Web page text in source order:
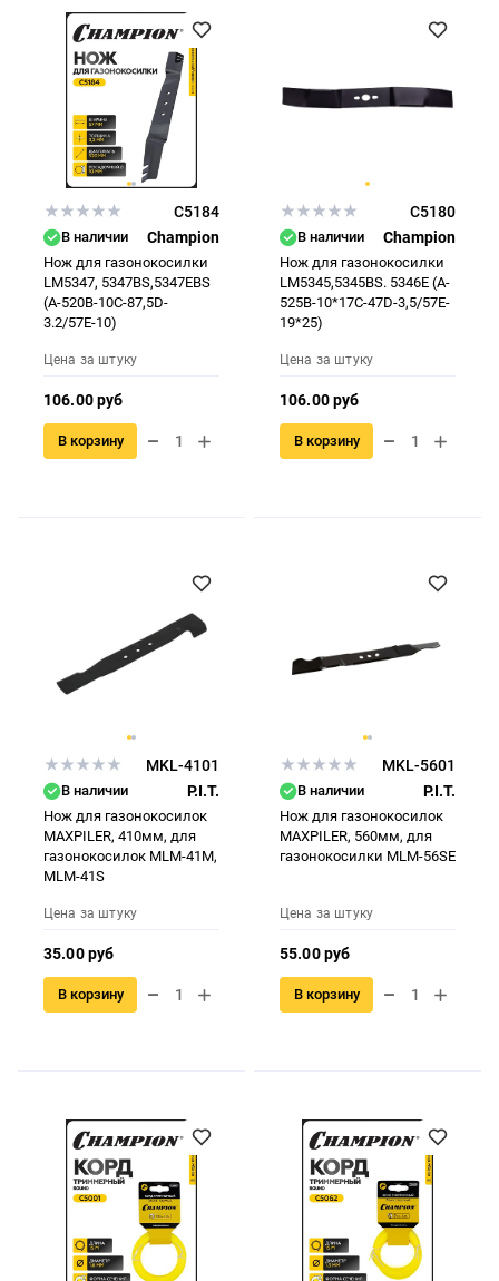
C5184
В наличии Champion
Нож для газонокосилки
LM5347, 5347BS,5347EBS
(А-520В-10С-87,5D-
3.2/57E-10)
Цена за штуку
106.00 руб
В корзину
C5180
В наличии Champion
Нож для газонокосилки
LM5345,5345BS. 5346E (A-
525B-10*17C-47D-3,5/57E-
19*25)
Цена за штуку
106.00 руб
В корзину
MKL-4101
В наличии P.I.T.
Нож для газонокосилок
MAXPILER, 410мм, для
газонокосилок MLM-41M,
MLM-41S
Цена за штуку
35.00 руб
В корзину
MKL-5601
В наличии P.I.T.
Нож для газонокосилок
MAXPILER, 560мм, для
газонокосилки MLM-56SE
Цена за штуку
55.00 руб
В корзину